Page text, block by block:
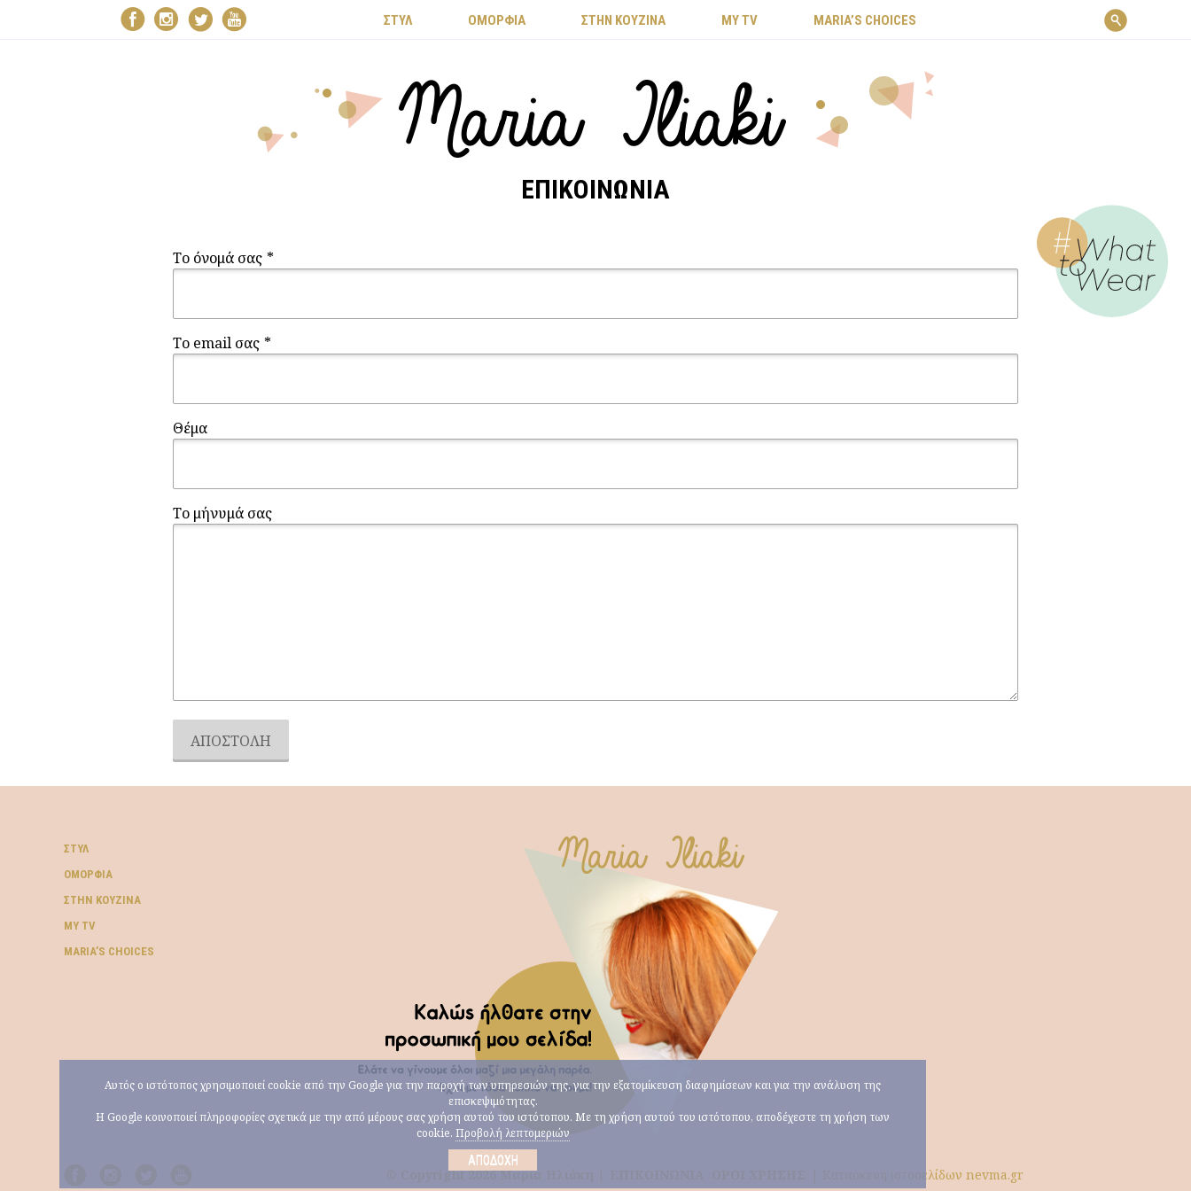
ΣΤΥΛ ΟΜΟΡΦΙΑ ΣΤΗΝ ΚΟΥΖΙΝΑ MY TV ΜARIA’S CHOICES
ΕΠΙΚΟΙΝΩΝΊΑ
Το όνομά σας *
Το email σας *
Θέμα
Το μήνυμά σας
ΣΤΥΛ
ΟΜΟΡΦΙΆ
ΣΤΗΝ ΚΟΥΖΊΝΑ
MY TV
ΜARIA’S CHOICES
© Copyright 2026 Μαρία Ηλιάκη | Κατασκευή ιστοσελίδων nevma.gr
Αυτός ο ιστότοπος χρησιμοποιεί cookie από την Google για την παροχή των υπηρεσιών της, για την εξατομίκευση διαφημίσεων και για την ανάλυση της
επισκεψιμότητας.
Η Google κοινοποιεί πληροφορίες σχετικά με την από μέρους σας χρήση αυτού του ιστότοπου. Με τη χρήση αυτού του ιστότοπου, αποδέχεστε τη χρήση των
cookie. Προβολή λεπτομεριών
ΑΠΟΔΟΧΉ